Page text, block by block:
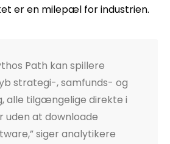
er en milepæl for industrien.
Path kan spillere
strategi-, samfunds- og
alle tilgængelige direkte i
uden at downloade
siger analytikere